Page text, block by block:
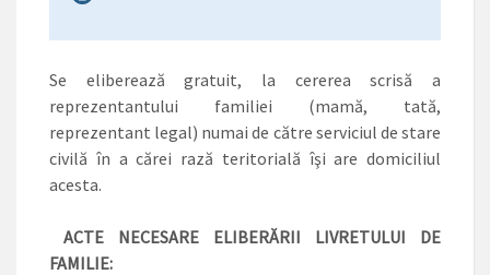
Se eliberează gratuit, la cererea scrisă a
reprezentantului familiei (mamă, tată,
reprezentant legal) numai de către serviciul de stare
civilă în a cărei rază teritorială îşi are domiciliul
acesta.
ACTE NECESARE ELIBERĂRII LIVRETULUI DE
FAMILIE: